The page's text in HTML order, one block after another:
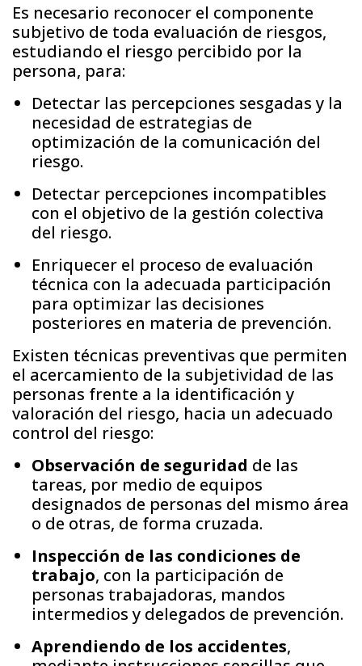
Es necesario reconocer el componente
subjetivo de toda evaluación de riesgos,
estudiando el riesgo percibido por la
persona, para:
Detectar las percepciones sesgadas y la
necesidad de estrategias de
optimización de la comunicación del
riesgo.
Detectar percepciones incompatibles
con el objetivo de la gestión colectiva
del riesgo.
Enriquecer el proceso de evaluación
técnica con la adecuada participación
para optimizar las decisiones
posteriores en materia de prevención.
Existen técnicas preventivas que permiten
el acercamiento de la subjetividad de las
personas frente a la identificación y
valoración del riesgo, hacia un adecuado
control del riesgo:
Observación de seguridad de las
tareas, por medio de equipos
designados de personas del mismo área
o de otras, de forma cruzada.
Inspección de las condiciones de
trabajo, con la participación de
personas trabajadoras, mandos
intermedios y delegados de prevención.
Aprendiendo de los accidentes,